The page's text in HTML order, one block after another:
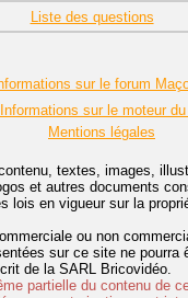
Liste des questions
sur le forum
Informations sur le moteur
Mentions légales
textes, images,
et autres documents
lois en vigueur sur la
ou non
sur ce site ne pourra
de la SARL Bricovidéo.
partielle du contenu de